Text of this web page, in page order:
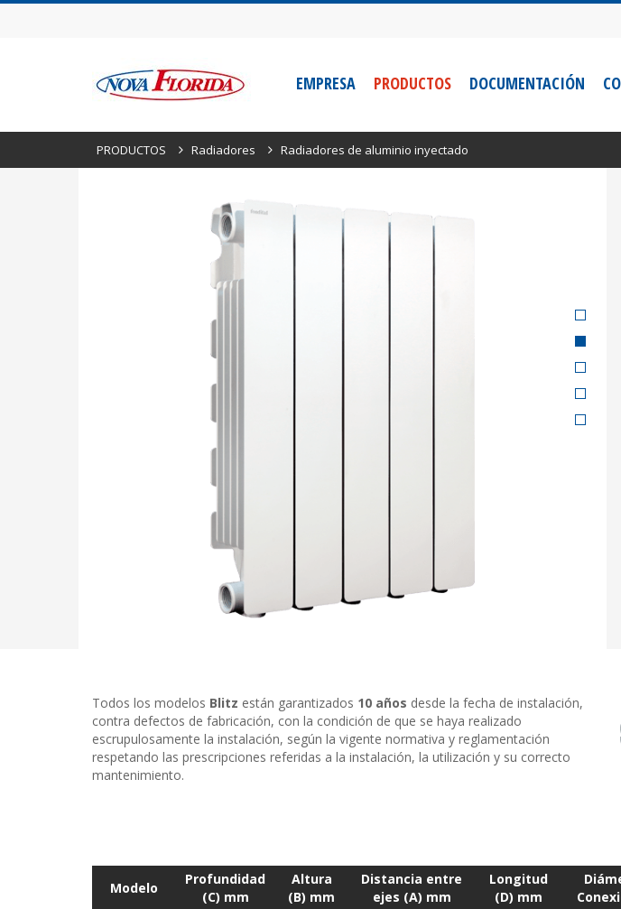
EMPRESA PRODUCTOS DOCUMENTACIÓN
PRODUCTOS Radiadores Radiadores de aluminio inyectado
Todos los modelos Blitz están garantizados 10 años desde la fecha de instalación,
contra defectos de fabricación, con la condición de que se haya realizado
escrupulosamente la instalación, según la vigente normativa y reglamentación
respetando las prescripciones referidas a la instalación, la utilización y su correcto
mantenimiento.
Modelo
Profundidad
(C) mm
Altura
(B) mm
Distancia entre
ejes (A) mm
Longitud
(D) mm